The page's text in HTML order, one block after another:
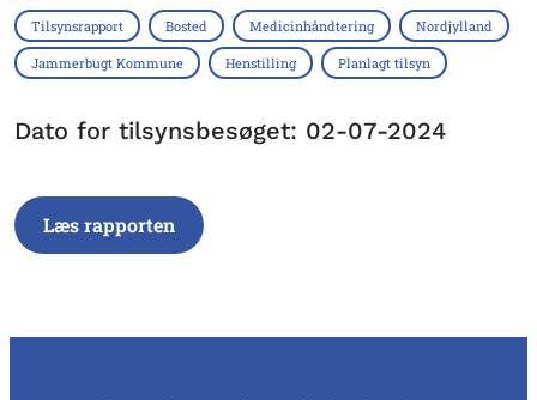
Tilsynsrapport Bosted Medicinhåndtering Nordjylland
Jammerbugt Kommune Henstilling Planlagt tilsyn
Dato for tilsynsbesøget: 02-07-2024
Læs rapporten